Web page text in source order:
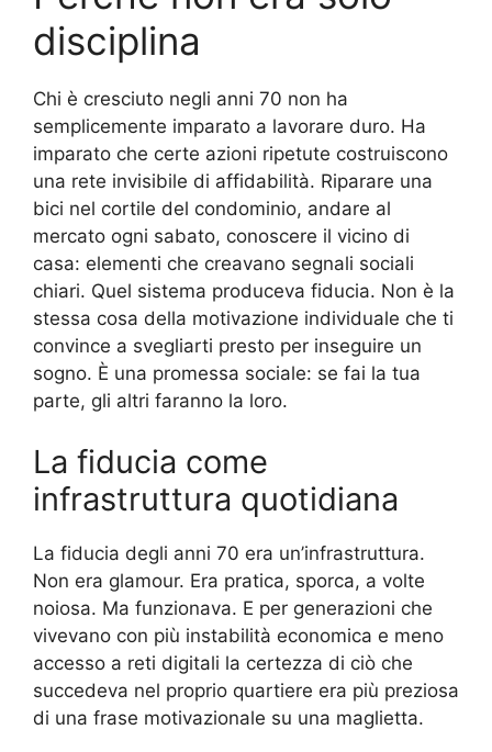
disciplina
Chi è cresciuto negli anni 70 non ha
semplicemente imparato a lavorare duro. Ha
imparato che certe azioni ripetute costruiscono
una rete invisibile di affidabilità. Riparare una
bici nel cortile del condominio, andare al
mercato ogni sabato, conoscere il vicino di
casa: elementi che creavano segnali sociali
chiari. Quel sistema produceva fiducia. Non è la
stessa cosa della motivazione individuale che ti
convince a svegliarti presto per inseguire un
sogno. È una promessa sociale: se fai la tua
parte, gli altri faranno la loro.
La fiducia come
infrastruttura quotidiana
La fiducia degli anni 70 era un’infrastruttura.
Non era glamour. Era pratica, sporca, a volte
noiosa. Ma funzionava. E per generazioni che
vivevano con più instabilità economica e meno
accesso a reti digitali la certezza di ciò che
succedeva nel proprio quartiere era più preziosa
di una frase motivazionale su una maglietta.